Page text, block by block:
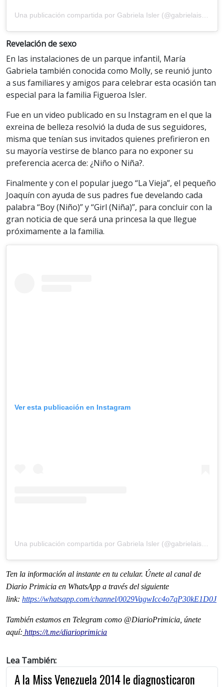
Revelación de sexo
En las instalaciones de un parque infantil, María
Gabriela también conocida como Molly, se reunió junto
a sus familiares y amigos para celebrar esta ocasión tan
especial para la familia Figueroa Isler.
Fue en un video publicado en su Instagram en el que la
exreina de belleza resolvió la duda de sus seguidores,
misma que tenían sus invitados quienes prefirieron en
su mayoría vestirse de blanco para no exponer su
preferencia acerca de: ¿Niño o Niña?.
Finalmente y con el popular juego “La Vieja”, el pequeño
Joaquín con ayuda de sus padres fue develando cada
palabra “Boy (Niño)” y “Girl (Niña)”, para concluir con la
gran noticia de que será una princesa la que llegue
próximamente a la familia.
Ver esta publicación en Instagram
Ten la información al instante en tu celular. Únete al canal de
Diario Primicia en WhatsApp a través del siguiente
link: https://whatsapp.com/channel/0029VagwIcc4o7qP30kE1D0J
También estamos en Telegram como @DiarioPrimicia, únete
aquí: https://t.me/diarioprimicia
Lea También:
A la Miss Venezuela 2014 le diagnosticaron